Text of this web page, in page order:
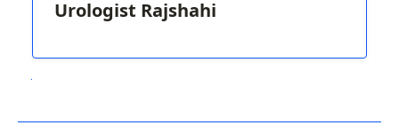
Urologist Rajshahi